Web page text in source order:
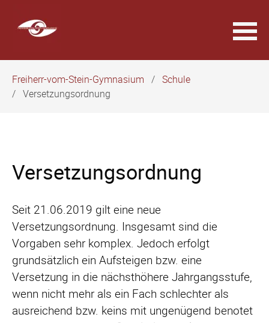
überspringen
Freiherr-vom-Stein-Gymnasium
Schule
Versetzungsordnung
Versetzungsordnung
Seit 21.06.2019 gilt eine neue
Versetzungsordnung. Insgesamt sind die
Vorgaben sehr komplex. Jedoch erfolgt
grundsätzlich ein Aufsteigen bzw. eine
Versetzung in die nächsthöhere Jahrgangsstufe,
wenn nicht mehr als ein Fach schlechter als
ausreichend bzw. keins mit ungenügend benotet